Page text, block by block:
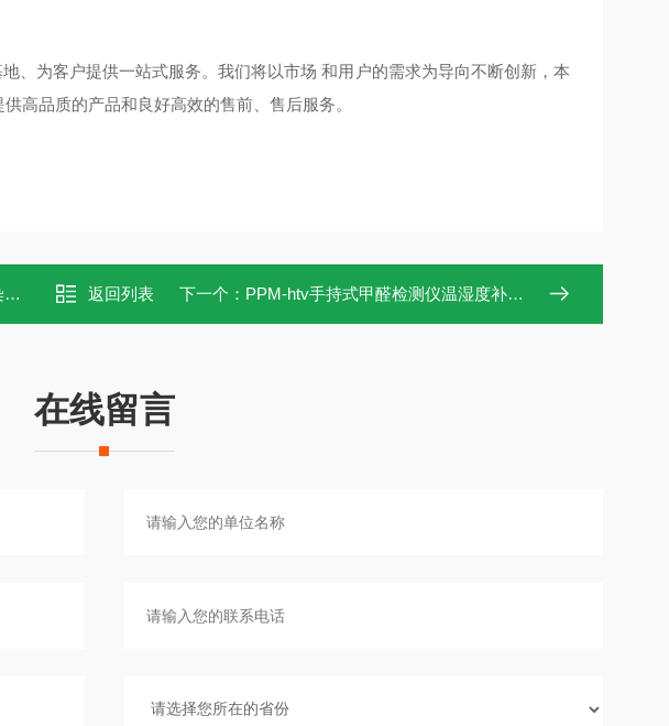
、为客户提供一站式服务。我们将以市场 和用户的需求为导向不断创新，本
高品质的产品和良好高效的售前、售后服务。
返回列表 下一个： PPM-htv手持式甲醛检测仪温湿度补偿功能
在线留言